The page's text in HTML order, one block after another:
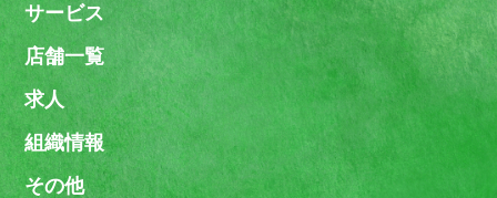
サービス
店舗一覧
求人
組織情報
その他